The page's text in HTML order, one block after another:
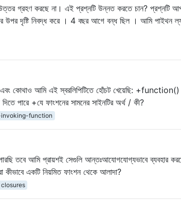
গ্রহণ করছে না। এই প্রশ্নটি উন্নত করতে চান? প্রশ্নটি
উপর দৃষ্টি নিবদ্ধ করে । 4 বছর আগে বন্ধ ছিল । আমি পাইথন
এবং কোথাও আমি এই স্বরলিপিটিতে হোঁচট খেয়েছি: +function()
+যে ফাংশনের সামনের সাইনটির অর্থ / কী?
function
তবে আমি প্রায়শই সেগুলি আন্তঃআযোগযোগ্যভাবে ব্যবহার
একটি নিয়মিত ফাংশন থেকে আলাদা?
closures